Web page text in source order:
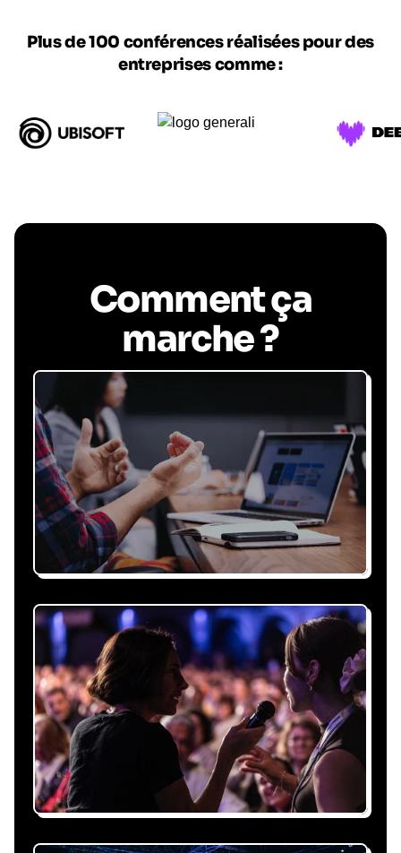
Plus de 100 conférences réalisées pour des
entreprises comme :
Comment ça
marche ?
Recevez une proposition
sous 24h
Expliquez-nous vos besoins, on vous répond
sous 24h avec une proposition
personnalisée, claire et adaptée à votre
événement et à vos contraintes.